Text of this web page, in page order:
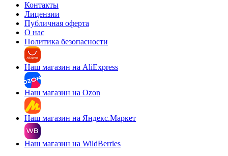
Контакты
Лицензии
Публичная оферта
О нас
Политика безопасности
Наш магазин на AliExpress
Наш магазин на Ozon
Наш магазин на Яндекс.Маркет
Наш магазин на WildBerries